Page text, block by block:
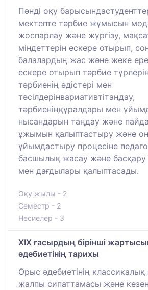
Пәнді оқу
мектепте тәрбие жұмысын
жоспарлау және жүргізу,
міндеттерін ескере отырып,
балалардың жас және жеке
ескере отырып тәрбие
тәрбиенің әдістері мен
тәсілдерінвариативтітаңдау,
тәрбиеніңқұралдары мен
нысандарын таңдау және
ұжымын қалыптастыру және
ұйымдастыру процесіне
басшылық жасау және басқару
мен дағдылары қалыптасады.
Оқу жылы - 2
Семестр - 2
Несиелер - 3
XIX ғасырдың бірінші
әдебиетінің тарихы
Орыс әдебиетінің классикалық
жалпы сипаттамасы және